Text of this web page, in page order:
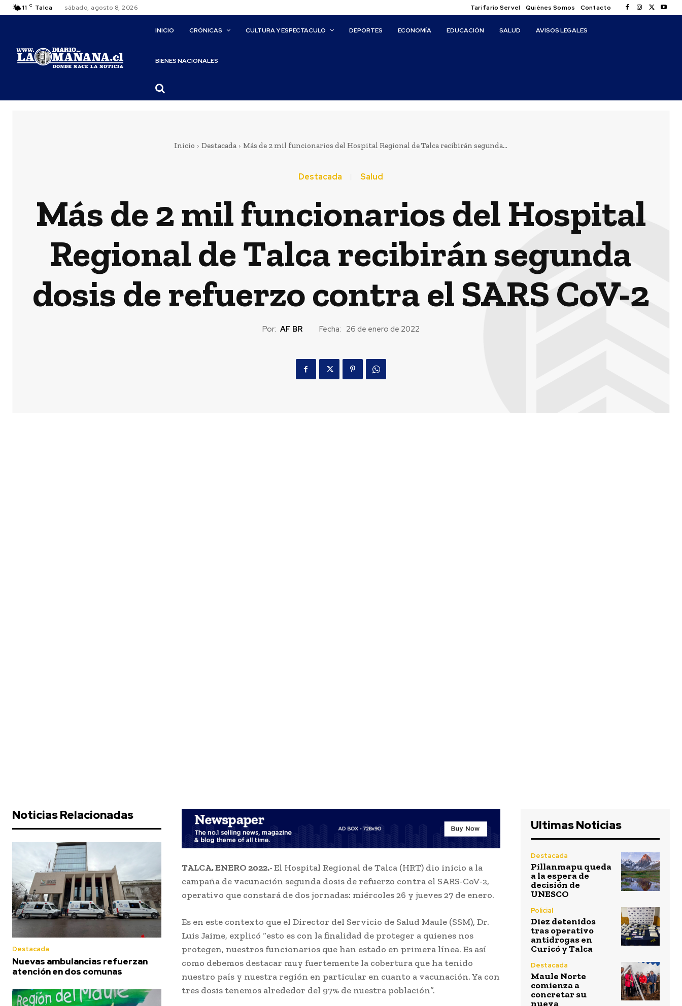
11 C Talca sábado, agosto 8, 2026 Tarifario Servel Quiénes Somos Contacto
INICIO CRÓNICAS CULTURA Y ESPECTACULO DEPORTES ECONOMÍA EDUCACIÓN SALUD AVISOS LEGALES
BIENES NACIONALES
Inicio Destacada Más de 2 mil funcionarios del Hospital Regional de Talca recibirán segunda...
Destacada Salud
Más de 2 mil funcionarios del Hospital
Regional de Talca recibirán segunda
dosis de refuerzo contra el SARS CoV-2
Por: AF BR Fecha: 26 de enero de 2022
Noticias Relacionadas
Destacada
Nuevas ambulancias refuerzan
atención en dos comunas
TALCA, ENERO 2022.-El Hospital Regional de Talca (HRT) dio inicio a la
campaña de vacunación segunda dosis de refuerzo contra el SARS-CoV-2,
operativo que constará de dos jornadas: miércoles 26 y jueves 27 de enero.
Es en este contexto que el Director del Servicio de Salud Maule (SSM), Dr.
Luis Jaime, explicó “esto es con la finalidad de proteger a quienes nos
protegen, nuestros funcionarios que han estado en primera línea. Es así
como debemos destacar muy fuertemente la cobertura que ha tenido
nuestro país y nuestra región en particular en cuanto a vacunación. Ya con
tres dosis tenemos alrededor del 97% de nuestra población”.
Ultimas Noticias
Destacada
Pillanmapu queda
a la espera de
decisión de
UNESCO
Policial
Diez detenidos
tras operativo
antidrogas en
Curicó y Talca
Destacada
Maule Norte
comienza a
concretar su
nueva